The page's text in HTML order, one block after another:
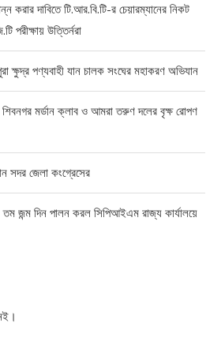
করার দাবিতে টি.আর.বি.টি-র চেয়ারম্যানের নিকট
পরীক্ষায় উত্তির্নরা
ক্ষুদ্র পণ্যবাহী যান চালক সংঘের মহাকরণ অভিযান
শিবনগর মর্ডান ক্লাব ও আমরা তরুণ দলের বৃক্ষ রোপণ
সদর জেলা কংগ্রেসের
জন্ম দিন পালন করল সিপিআইএম রাজ্য কার্যালয়ে